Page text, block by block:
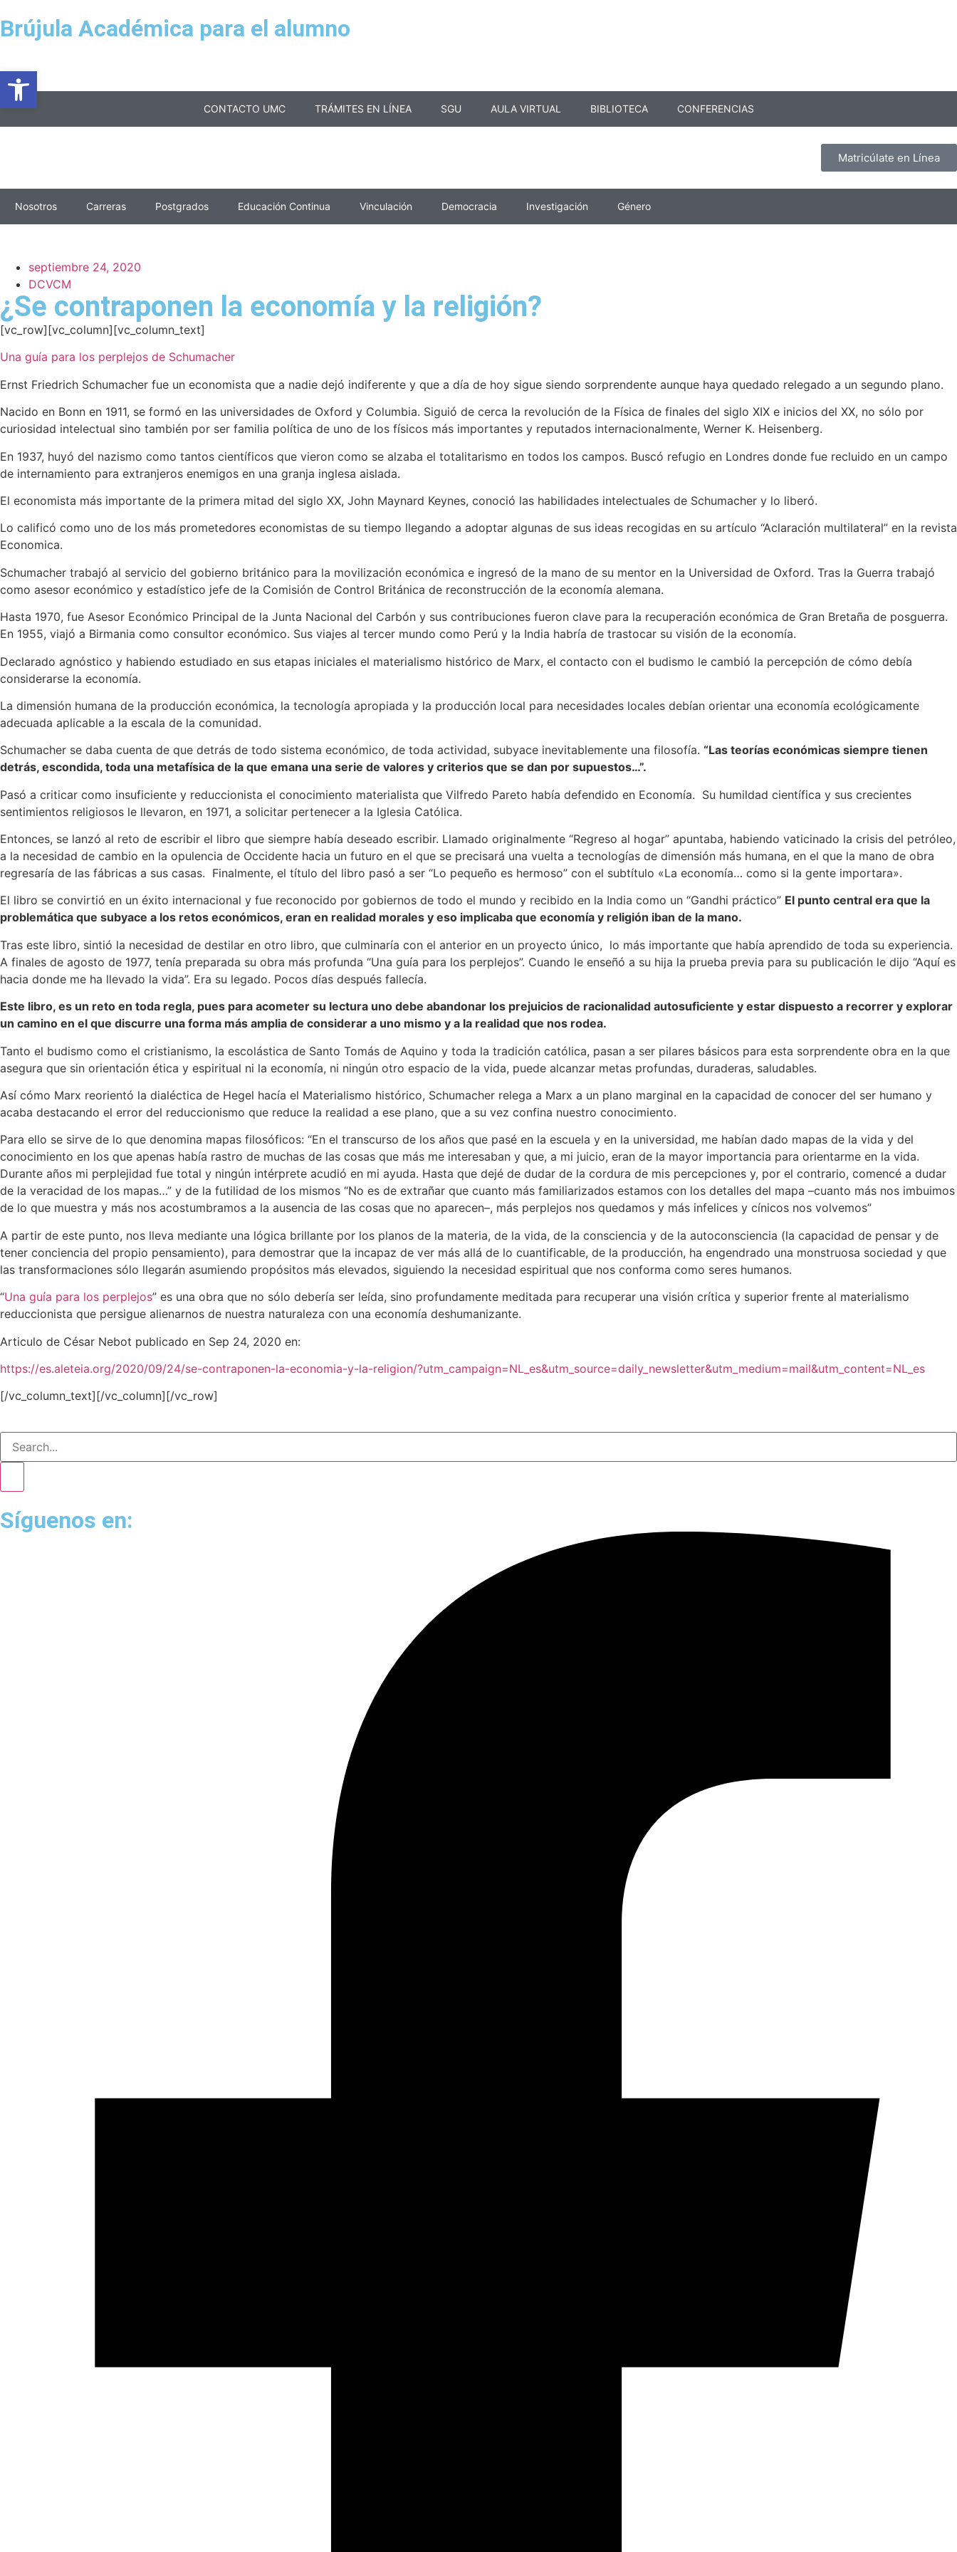
Brújula Académica para el alumno
CONTACTO UMC TRÁMITES EN LÍNEA SGU AULA VIRTUAL BIBLIOTECA CONFERENCIAS
Matricúlate en Línea
Nosotros Carreras Postgrados Educación Continua Vinculación Democracia Investigación Género
septiembre 24, 2020
DCVCM
¿Se contraponen la economía y la religión?
[vc_row][vc_column][vc_column_text]
Una guía para los perplejos de Schumacher
Ernst Friedrich Schumacher fue un economista que a nadie dejó indiferente y que a día de hoy sigue siendo sorprendente aunque haya quedado relegado a un segundo plano.
Nacido en Bonn en 1911, se formó en las universidades de Oxford y Columbia. Siguió de cerca la revolución de la Física de finales del siglo XIX e inicios del XX, no sólo por
curiosidad intelectual sino también por ser familia política de uno de los físicos más importantes y reputados internacionalmente, Werner K. Heisenberg.
En 1937, huyó del nazismo como tantos científicos que vieron como se alzaba el totalitarismo en todos los campos. Buscó refugio en Londres donde fue recluido en un campo
de internamiento para extranjeros enemigos en una granja inglesa aislada.
El economista más importante de la primera mitad del siglo XX, John Maynard Keynes, conoció las habilidades intelectuales de Schumacher y lo liberó.
Lo calificó como uno de los más prometedores economistas de su tiempo llegando a adoptar algunas de sus ideas recogidas en su artículo “Aclaración multilateral” en la revista
Economica.
Schumacher trabajó al servicio del gobierno británico para la movilización económica e ingresó de la mano de su mentor en la Universidad de Oxford. Tras la Guerra trabajó
como asesor económico y estadístico jefe de la Comisión de Control Británica de reconstrucción de la economía alemana.
Hasta 1970, fue Asesor Económico Principal de la Junta Nacional del Carbón y sus contribuciones fueron clave para la recuperación económica de Gran Bretaña de posguerra.
En 1955, viajó a Birmania como consultor económico. Sus viajes al tercer mundo como Perú y la India habría de trastocar su visión de la economía.
Declarado agnóstico y habiendo estudiado en sus etapas iniciales el materialismo histórico de Marx, el contacto con el budismo le cambió la percepción de cómo debía
considerarse la economía.
La dimensión humana de la producción económica, la tecnología apropiada y la producción local para necesidades locales debían orientar una economía ecológicamente
adecuada aplicable a la escala de la comunidad.
Schumacher se daba cuenta de que detrás de todo sistema económico, de toda actividad, subyace inevitablemente una filosofía. “Las teorías económicas siempre tienen
detrás, escondida, toda una metafísica de la que emana una serie de valores y criterios que se dan por supuestos…”.
Pasó a criticar como insuficiente y reduccionista el conocimiento materialista que Vilfredo Pareto había defendido en Economía. Su humildad científica y sus crecientes
sentimientos religiosos le llevaron, en 1971, a solicitar pertenecer a la Iglesia Católica.
Entonces, se lanzó al reto de escribir el libro que siempre había deseado escribir. Llamado originalmente “Regreso al hogar” apuntaba, habiendo vaticinado la crisis del petróleo,
a la necesidad de cambio en la opulencia de Occidente hacia un futuro en el que se precisará una vuelta a tecnologías de dimensión más humana, en el que la mano de obra
regresaría de las fábricas a sus casas. Finalmente, el título del libro pasó a ser “Lo pequeño es hermoso” con el subtítulo «La economía… como si la gente importara».
El libro se convirtió en un éxito internacional y fue reconocido por gobiernos de todo el mundo y recibido en la India como un “Gandhi práctico” El punto central era que la
problemática que subyace a los retos económicos, eran en realidad morales y eso implicaba que economía y religión iban de la mano.
Tras este libro, sintió la necesidad de destilar en otro libro, que culminaría con el anterior en un proyecto único, lo más importante que había aprendido de toda su experiencia.
A finales de agosto de 1977, tenía preparada su obra más profunda “Una guía para los perplejos”. Cuando le enseñó a su hija la prueba previa para su publicación le dijo “Aquí es
hacia donde me ha llevado la vida”. Era su legado. Pocos días después fallecía.
Este libro, es un reto en toda regla, pues para acometer su lectura uno debe abandonar los prejuicios de racionalidad autosuficiente y estar dispuesto a recorrer y explorar
un camino en el que discurre una forma más amplia de considerar a uno mismo y a la realidad que nos rodea.
Tanto el budismo como el cristianismo, la escolástica de Santo Tomás de Aquino y toda la tradición católica, pasan a ser pilares básicos para esta sorprendente obra en la que
asegura que sin orientación ética y espiritual ni la economía, ni ningún otro espacio de la vida, puede alcanzar metas profundas, duraderas, saludables.
Así cómo Marx reorientó la dialéctica de Hegel hacía el Materialismo histórico, Schumacher relega a Marx a un plano marginal en la capacidad de conocer del ser humano y
acaba destacando el error del reduccionismo que reduce la realidad a ese plano, que a su vez confina nuestro conocimiento.
Para ello se sirve de lo que denomina mapas filosóficos: “En el transcurso de los años que pasé en la escuela y en la universidad, me habían dado mapas de la vida y del
conocimiento en los que apenas había rastro de muchas de las cosas que más me interesaban y que, a mi juicio, eran de la mayor importancia para orientarme en la vida.
Durante años mi perplejidad fue total y ningún intérprete acudió en mi ayuda. Hasta que dejé de dudar de la cordura de mis percepciones y, por el contrario, comencé a dudar
de la veracidad de los mapas…” y de la futilidad de los mismos “No es de extrañar que cuanto más familiarizados estamos con los detalles del mapa –cuanto más nos imbuimos
de lo que muestra y más nos acostumbramos a la ausencia de las cosas que no aparecen–, más perplejos nos quedamos y más infelices y cínicos nos volvemos”
A partir de este punto, nos lleva mediante una lógica brillante por los planos de la materia, de la vida, de la consciencia y de la autoconsciencia (la capacidad de pensar y de
tener conciencia del propio pensamiento), para demostrar que la incapaz de ver más allá de lo cuantificable, de la producción, ha engendrado una monstruosa sociedad y que
las transformaciones sólo llegarán asumiendo propósitos más elevados, siguiendo la necesidad espiritual que nos conforma como seres humanos.
“Una guía para los perplejos” es una obra que no sólo debería ser leída, sino profundamente meditada para recuperar una visión crítica y superior frente al materialismo
reduccionista que persigue alienarnos de nuestra naturaleza con una economía deshumanizante.
Articulo de César Nebot publicado en Sep 24, 2020 en:
https://es.aleteia.org/2020/09/24/se-contraponen-la-economia-y-la-religion/?utm_campaign=NL_es&utm_source=daily_newsletter&utm_medium=mail&utm_content=NL_es
[/vc_column_text][/vc_column][/vc_row]
Síguenos en:
Abrir barra de herramientas